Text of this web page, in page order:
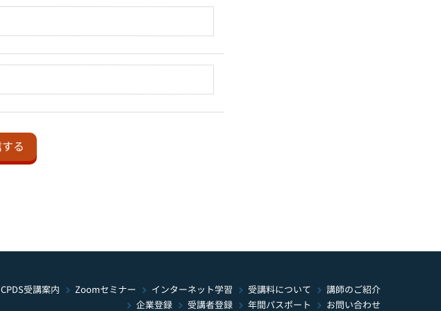
CPDS受講案内 Zoomセミナー インターネット学習 受講料について 講師のご紹介
企業登録 受講者登録 年間パスポート お問い合わせ